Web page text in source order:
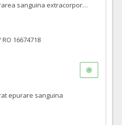
Consumabile pentru epurarea sanguina extracorporeala
RO 16674718
epurare sanguina